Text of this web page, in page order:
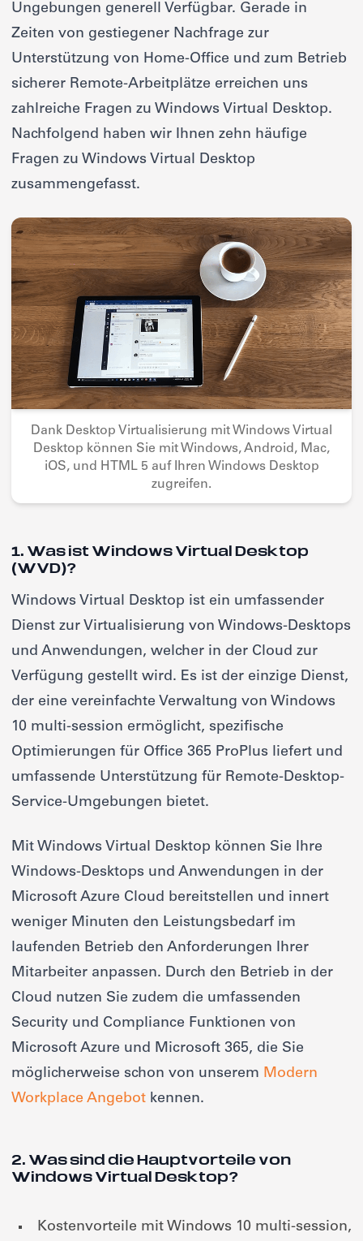
Ungebungen generell Verfügbar. Gerade in
Zeiten von gestiegener Nachfrage zur
Unterstützung von Home-Office und zum Betrieb
sicherer Remote-Arbeitplätze erreichen uns
zahlreiche Fragen zu Windows Virtual Desktop.
Nachfolgend haben wir Ihnen zehn häufige
Fragen zu Windows Virtual Desktop
zusammengefasst.
Dank Desktop Virtualisierung mit Windows Virtual
Desktop können Sie mit Windows, Android, Mac,
iOS, und HTML 5 auf Ihren Windows Desktop
zugreifen.
1. Was ist Windows Virtual Desktop
(WVD)?
Windows Virtual Desktop ist ein umfassender
Dienst zur Virtualisierung von Windows-Desktops
und Anwendungen, welcher in der Cloud zur
Verfügung gestellt wird. Es ist der einzige Dienst,
der eine vereinfachte Verwaltung von Windows
10 multi-session ermöglicht, spezifische
Optimierungen für Office 365 ProPlus liefert und
umfassende Unterstützung für Remote-Desktop-
Service-Umgebungen bietet.
Mit Windows Virtual Desktop können Sie Ihre
Windows-Desktops und Anwendungen in der
Microsoft Azure Cloud bereitstellen und innert
weniger Minuten den Leistungsbedarf im
laufenden Betrieb den Anforderungen Ihrer
Mitarbeiter anpassen. Durch den Betrieb in der
Cloud nutzen Sie zudem die umfassenden
Security und Compliance Funktionen von
Microsoft Azure und Microsoft 365, die Sie
möglicherweise schon von unserem Modern
Workplace Angebot kennen.
2. Was sind die Hauptvorteile von
Windows Virtual Desktop?
Kostenvorteile mit Windows 10 multi-session,